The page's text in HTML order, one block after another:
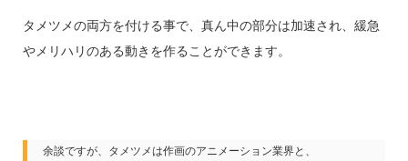
タメツメの両方を付ける事で、真ん中の部分は加速され、緩急
やメリハリのある動きを作ることができます。
余談ですが、タメツメは作画のアニメーション業界と、